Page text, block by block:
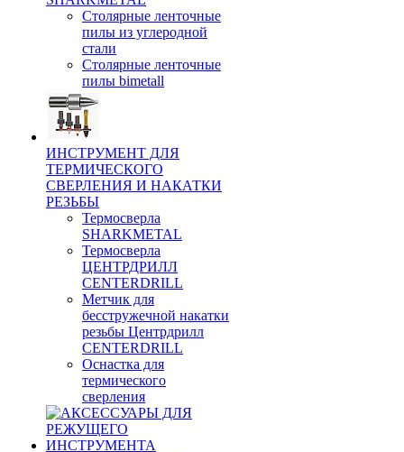
Столярные ленточные
пилы из углеродной
стали
Столярные ленточные
пилы bimetall
ИНСТРУМЕНТ ДЛЯ
ТЕРМИЧЕСКОГО
СВЕРЛЕНИЯ И НАКАТКИ
РЕЗЬБЫ
Термосверла
SHARKMETAL
Термосверла
ЦЕНТРДРИЛЛ
CENTERDRILL
Метчик для
бесстружечной накатки
резьбы Центрдрилл
CENTERDRILL
Оснастка для
термического
сверления